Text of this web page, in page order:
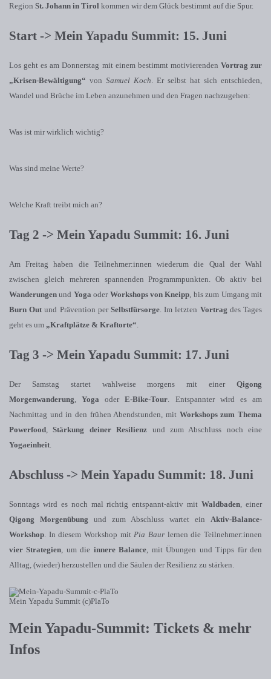
Region St. Johann in Tirol kommen wir dem Glück bestimmt auf die Spur.
Start -> Mein Yapadu Summit: 15. Juni
Los geht es am Donnerstag mit einem bestimmt motivierenden Vortrag zur
„Krisen-Bewältigung“ von Samuel Koch . Er selbst hat sich entschieden,
Wandel und Brüche im Leben anzunehmen und den Fragen nachzugehen:
Was ist mir wirklich wichtig?
Was sind meine Werte?
Welche Kraft treibt mich an?
Tag 2 -> Mein Yapadu Summit: 16. Juni
Am Freitag haben die Teilnehmer:innen wiederum die Qual der Wahl
zwischen gleich mehreren spannenden Programmpunkten. Ob aktiv bei
Wanderungen und Yoga oder Workshops von Kneipp , bis zum Umgang mit
Burn Out und Prävention perSelbstfürsorge . Im letzten Vortrag des Tages
geht es um „Kraftplätze & Kraftorte“
Tag 3 -> Mein Yapadu Summit: 17. Juni
Der Samstag startet wahlweise morgens mit einer Qigong
Morgenwanderung ,Yoga oderE-Bike-Tour . Entspannter wird es am
Nachmittag und in den frühen Abendstunden, mit Workshops zum Thema
Powerfood ,Stärkung deiner Resilienz und zum Abschluss noch eine
Yogaeinheit
Abschluss -> Mein Yapadu Summit: 18. Juni
Sonntags wird es noch mal richtig entspannt-aktiv mitWaldbaden , einer
Qigong Morgenübung und zum Abschluss wartet ein Aktiv-Balance-
Workshop . In diesem Workshop mit Pia Baur lernen die Teilnehmer:innen
vier Strategien , um die innere Balance , mit Übungen und Tipps für den
Alltag, (wieder) herzustellen und die Säulen der Resilienz zu stärken.
Mein Yapadu Summit (c)PlaTo
Mein Yapadu-Summit: Tickets & mehr
Infos